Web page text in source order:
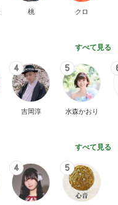
桃 クロ
すべて見る
4
吉岡淳
5
水森かおり
すべて見る
4 5